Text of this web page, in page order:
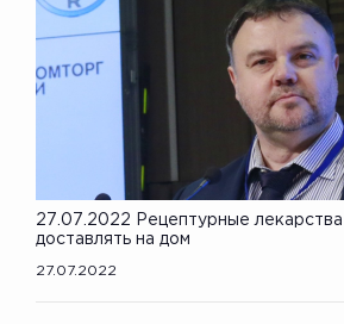
27.07.2022 Рецептурные
доставлять на дом
27.07.2022